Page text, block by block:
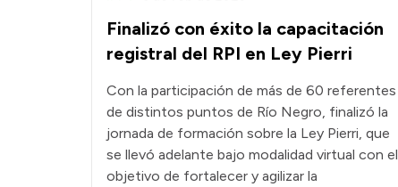
Finalizó con éxito la capacitación
registral del RPI en Ley Pierri
Con la participación de más de 60 referentes
de distintos puntos de Río Negro, finalizó la
jornada de formación sobre la Ley Pierri, que
se llevó adelante bajo modalidad virtual con el
objetivo de fortalecer y agilizar la